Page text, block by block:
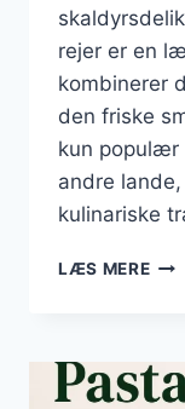
rejer er en
kombinerer
den friske
kun populær
andre
kulinariske
LÆS MERE